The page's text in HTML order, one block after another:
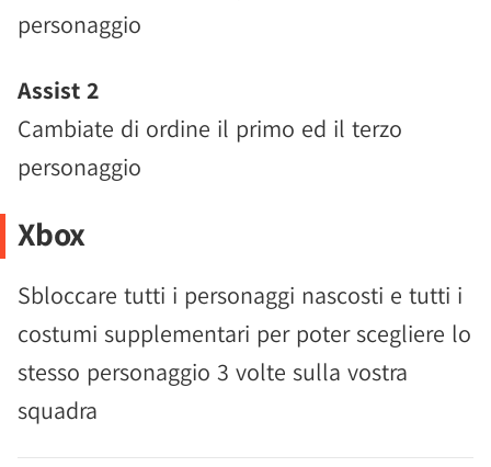
personaggio
Assist 2
Cambiate di ordine il primo ed il terzo
personaggio
Xbox
Sbloccare tutti i personaggi nascosti e tutti i
costumi supplementari per poter scegliere lo
stesso personaggio 3 volte sulla vostra
squadra